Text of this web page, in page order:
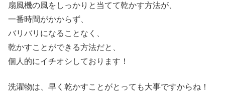
扇風機の風をしっかりと当てて乾かす方法が、
一番時間がかからず、
バリバリになることなく、
乾かすことができる方法だと、
個人的にイチオシしております！
洗濯物は、早く乾かすことがとっても大事ですからね！